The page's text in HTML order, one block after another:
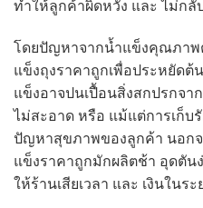
ทำให้ลูกค้าผิดหวัง และ ไม่กลั
โดยปัญหาจากน้ำแข็งคุณภาพ
แข็งถุงราคาถูกเพื่อประหยัด
แข็งอาจปนเปื้อนสิ่งสกปรกจ
ไม่สะอาด หรือ แม้แต่การเก็บ
ปัญหาสุขภาพของลูกค้า นอก
แข็งราคาถูกมักผลิตช้า อุดตัน
ให้ร้านเสียเวลา และ เงินในระ